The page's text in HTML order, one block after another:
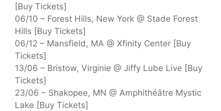
[Buy Tickets]
06/10 – Forest Hills, New York @ Stade Forest
Hills [Buy Tickets]
06/12 – Mansfield, MA @ Xfinity Center [Buy
Tickets]
13/06 – Bristow, Virginie @ Jiffy Lube Live [Buy
Tickets]
23/06 – Shakopee, MN @ Amphithéâtre Mystic
Lake [Buy Tickets]